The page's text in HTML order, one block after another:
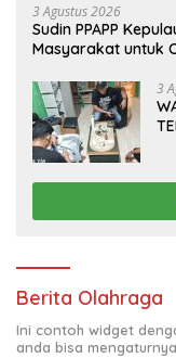
Polda Metro Jaya*
3 Agustus 2026
Sudin PPAPP
Masyarakat untuk
3
Berita Olahraga
Ini contoh widget
anda bisa